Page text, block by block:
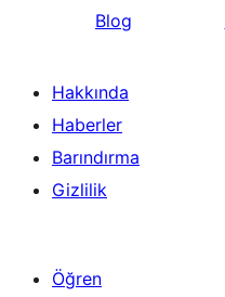
Blog
Hakkında
Haberler
Barındırma
Gizlilik
Öğren